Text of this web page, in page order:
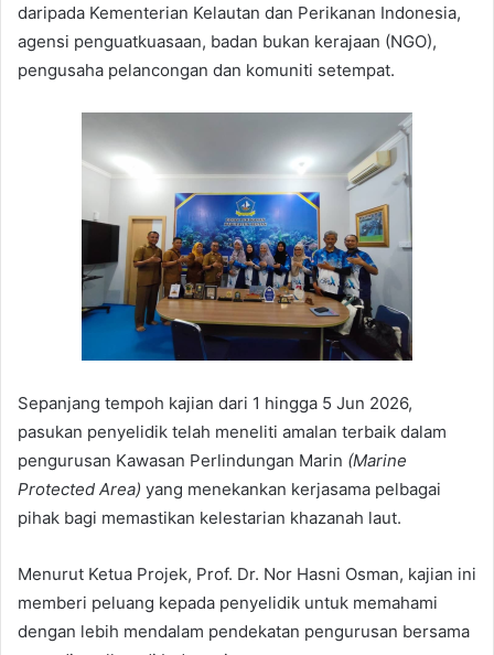
daripada Kementerian Kelautan dan Perikanan Indonesia,
agensi penguatkuasaan, badan bukan kerajaan (NGO),
pengusaha pelancongan dan komuniti setempat.
Sepanjang tempoh kajian dari 1 hingga 5 Jun 2026,
pasukan penyelidik telah meneliti amalan terbaik dalam
pengurusan Kawasan Perlindungan Marin (Marine
Protected Area) yang menekankan kerjasama pelbagai
pihak bagi memastikan kelestarian khazanah laut.
Menurut Ketua Projek, Prof. Dr. Nor Hasni Osman, kajian ini
memberi peluang kepada penyelidik untuk memahami
dengan lebih mendalam pendekatan pengurusan bersama